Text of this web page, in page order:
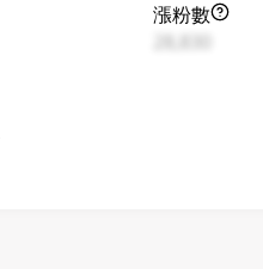
漲粉數